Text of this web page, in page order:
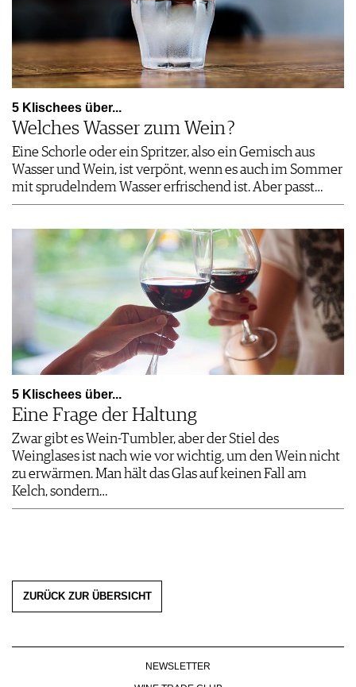
5 Klischees über...
Welches Wasser zum Wein ?
Eine Schorle oder ein Spritzer, also ein Gemisch aus
Wasser und Wein, ist verpönt, wenn es auch im Sommer
mit sprudelndem Wasser erfrischend ist. Aber passt…
5 Klischees über...
Eine Frage der Haltung
Zwar gibt es Wein-Tumbler, aber der Stiel des
Weinglases ist nach wie vor wichtig, um den Wein nicht
zu erwärmen. Man hält das Glas auf keinen Fall am
Kelch, sondern…
ZURÜCK ZUR ÜBERSICHT
NEWSLETTER